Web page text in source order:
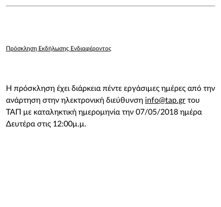
Πρόσκληση Εκδήλωσης Ενδιαφέροντος
Η πρόσκληση έχει διάρκεια πέντε εργάσιμες ημέρες από την
ανάρτηση στην ηλεκτρονική διεύθυνση info@tap.gr του
ΤΑΠ με καταληκτική ημερομηνία την 07/05/2018 ημέρα
Δευτέρα στις 12:00μ.μ.